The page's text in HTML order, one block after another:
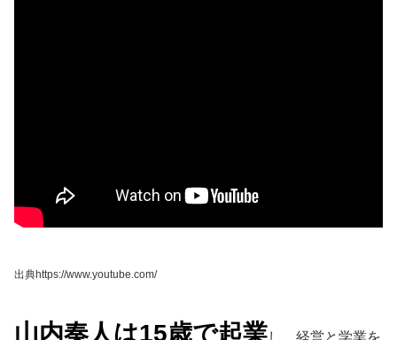
出典https://www.youtube.com/
山内奏人は15歳で起業し、経営と学業を